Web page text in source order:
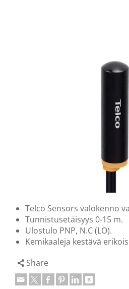
Telco Sensors valokenno
Tunnistusetäisyys 0-15 m.
Ulostulo PNP, N.C (LO).
Kemikaaleja kestävä
Share